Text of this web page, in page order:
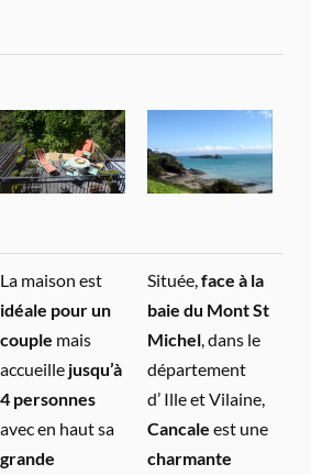
La maison est
idéale pour un
couple mais
accueille jusqu’à
4 personnes
avec en haut sa
grande
Située,face à la
baie du Mont St
Michel , dans le
département
d’ Ille et Vilaine,
Cancale est une
charmante